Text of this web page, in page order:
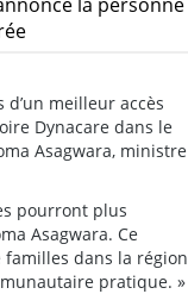
meilleur accès
Dynacare dans le
Asagwara, ministre
pourront plus
Asagwara. Ce
dans la région
pratique. »